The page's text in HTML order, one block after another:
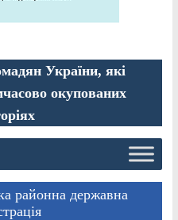
України, які
окупованих
районна державна